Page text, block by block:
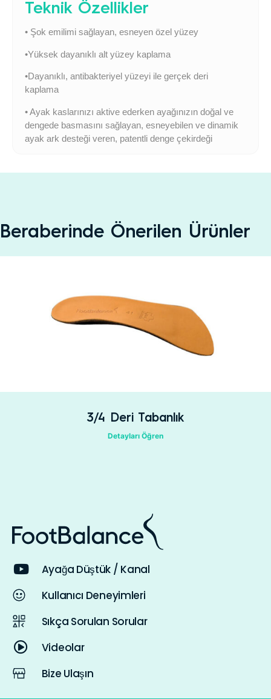
Teknik Özellikler
• Şok emilimi sağlayan, esneyen özel yüzey
•Yüksek dayanıklı alt yüzey kaplama
•Dayanıklı, antibakteriyel yüzeyi ile gerçek deri
kaplama
• Ayak kaslarınızı aktive ederken ayağınızın doğal ve
dengede basmasını sağlayan, esneyebilen ve dinamik
ayak ark desteği veren, patentli denge çekirdeği
Beraberinde Önerilen Ürünler
3/4 Deri Tabanlık
Detayları Öğren
Ayağa Düştük / Kanal
Kullanıcı Deneyimleri
Sıkça Sorulan Sorular
Videolar
Bize Ulaşın